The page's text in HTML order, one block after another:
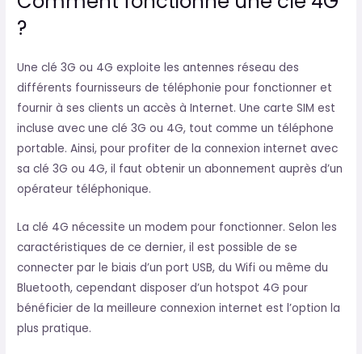
?
Une clé 3G ou 4G exploite les antennes réseau des
différents fournisseurs de téléphonie pour fonctionner et
fournir à ses clients un accès à Internet. Une carte SIM est
incluse avec une clé 3G ou 4G, tout comme un téléphone
portable. Ainsi, pour profiter de la connexion internet avec
sa clé 3G ou 4G, il faut obtenir un abonnement auprès d’un
opérateur téléphonique.
La clé 4G nécessite un modem pour fonctionner. Selon les
caractéristiques de ce dernier, il est possible de se
connecter par le biais d’un port USB, du Wifi ou même du
Bluetooth, cependant disposer d’un hotspot 4G pour
bénéficier de la meilleure connexion internet est l’option la
plus pratique.